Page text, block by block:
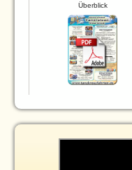
Überblick